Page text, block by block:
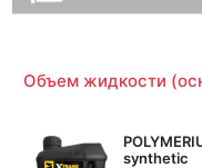
Объем жидкости
synthetic